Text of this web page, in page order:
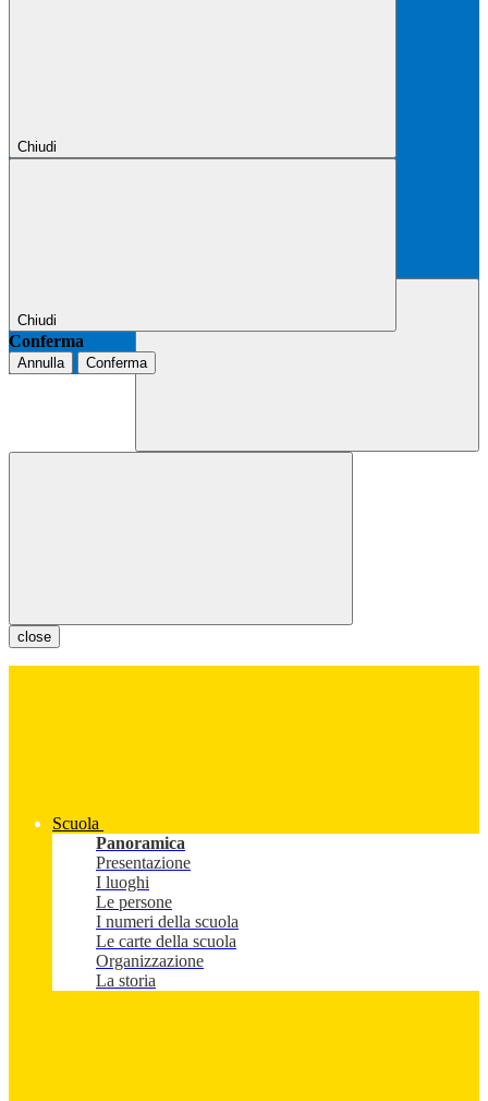
Chiudi
Chiudi
Conferma
Annulla Conferma
close
Scuola
Panoramica
Presentazione
I luoghi
Le persone
I numeri della scuola
Le carte della scuola
Organizzazione
La storia